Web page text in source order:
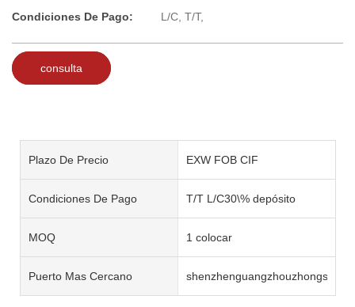
Condiciones De Pago:
L/C, T/T,
consulta
Plazo De Precio EXW FOB CIF
Condiciones De Pago T/T L/C30\% depósito
MOQ 1 colocar
Puerto Mas Cercano shenzhenguangzhouzhongshan